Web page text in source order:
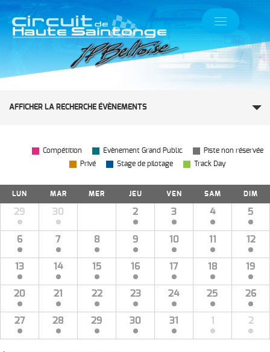
Recherche
navigation
vues
Évènements
AFFICHER LA RECHERCHE ÉVÈNEMENTS
Compétition Evènement Grand Public
Piste non réservée
Privé
Stage de pilotage Track Day
Calendrier
de
Évènements
Calendrier
LUN MAR MER JEU VEN SAM DIM
29 30 2 3 4 5
6 7 8 9 10 11 12
13 14 15 16 17 18 19
20 21 22 23 24 25 26
27 28 29 30 31 1 2